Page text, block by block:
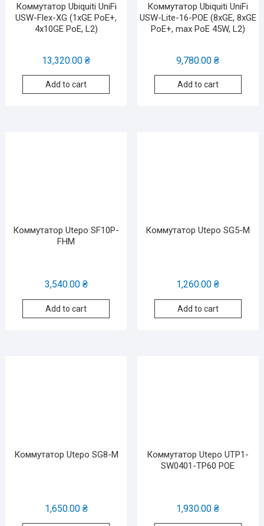
Коммутатор Ubiquiti UniFi
USW-Flex-XG (1xGE PoE+,
4х10GE PoE, L2)
13,320.00₴
Add to cart
Коммутатор Ubiquiti UniFi
USW-Lite-16-POE (8xGE, 8xGE
PoE+, max PoE 45W, L2)
9,780.00₴
Add to cart
Коммутатор Utepo SF10P-
FHM
3,540.00 ₴
Add to cart
Коммутатор Utepo SG5-M
1,260.00₴
Add to cart
Коммутатор Utepo SG8-M
1,650.00 ₴
Коммутатор Utepo UTP1-
SW0401-TP60 POE
1,930.00₴